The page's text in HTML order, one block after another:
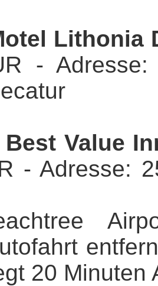
Lithonia
- Adresse:
Value
- Adresse:
20 Minuten